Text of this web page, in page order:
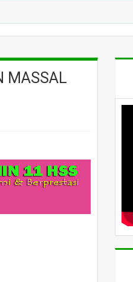
MASSAL